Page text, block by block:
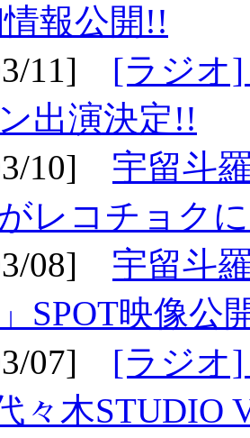
報公開!!
11] [ラジオ
出演決定!!
10] 宇留斗
レコチョク
08] 宇留斗
SPOT映像公
07] [ラジオ]
々木STUDIO